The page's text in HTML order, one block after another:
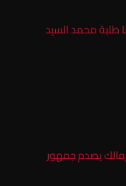
محمد السيد
يصدم جمهور